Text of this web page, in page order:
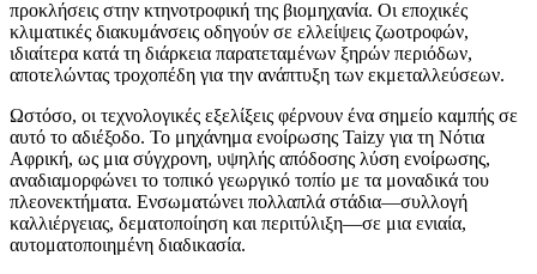
προκλήσεις στην κτηνοτροφική της βιομηχανία. Οι εποχικές
κλιματικές διακυμάνσεις οδηγούν σε ελλείψεις ζωοτροφών,
ιδιαίτερα κατά τη διάρκεια παρατεταμένων ξηρών περιόδων,
αποτελώντας τροχοπέδη για την ανάπτυξη των εκμεταλλεύσεων.
Ωστόσο, οι τεχνολογικές εξελίξεις φέρνουν ένα σημείο καμπής σε
αυτό το αδιέξοδο. Το μηχάνημα ενοίρωσης Taizy για τη Νότια
Αφρική, ως μια σύγχρονη, υψηλής απόδοσης λύση ενοίρωσης,
αναδιαμορφώνει το τοπικό γεωργικό τοπίο με τα μοναδικά του
πλεονεκτήματα. Ενσωματώνει πολλαπλά στάδια—συλλογή
καλλιέργειας, δεματοποίηση και περιτύλιξη—σε μια ενιαία,
αυτοματοποιημένη διαδικασία.